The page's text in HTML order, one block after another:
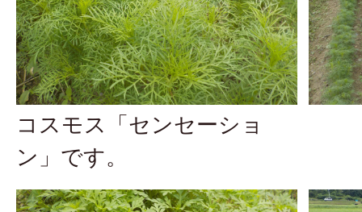
コスモス「センセーショ
ン」です。